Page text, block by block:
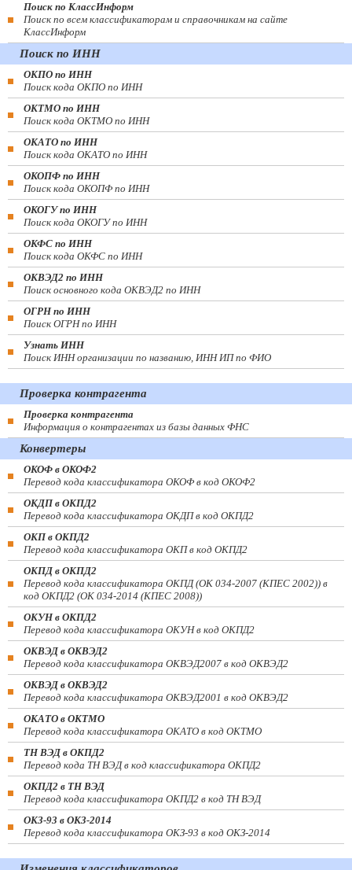
Поиск по КлассИнформ
Поиск по всем классификаторам и справочникам на сайте
КлассИнформ
Поиск по ИНН
ОКПО по ИНН
Поиск кода ОКПО по ИНН
ОКТМО по ИНН
Поиск кода ОКТМО по ИНН
ОКАТО по ИНН
Поиск кода ОКАТО по ИНН
ОКОПФ по ИНН
Поиск кода ОКОПФ по ИНН
ОКОГУ по ИНН
Поиск кода ОКОГУ по ИНН
ОКФС по ИНН
Поиск кода ОКФС по ИНН
ОКВЭД2 по ИНН
Поиск основного кода ОКВЭД2 по ИНН
ОГРН по ИНН
Поиск ОГРН по ИНН
Узнать ИНН
Поиск ИНН организации по названию, ИНН ИП по ФИО
Проверка контрагента
Проверка контрагента
Информация о контрагентах из базы данных ФНС
Конвертеры
ОКОФ в ОКОФ2
Перевод кода классификатора ОКОФ в код ОКОФ2
ОКДП в ОКПД2
Перевод кода классификатора ОКДП в код ОКПД2
ОКП в ОКПД2
Перевод кода классификатора ОКП в код ОКПД2
ОКПД в ОКПД2
Перевод кода классификатора ОКПД (ОК 034-2007 (КПЕС 2002)) в
код ОКПД2 (ОК 034-2014 (КПЕС 2008))
ОКУН в ОКПД2
Перевод кода классификатора ОКУН в код ОКПД2
ОКВЭД в ОКВЭД2
Перевод кода классификатора ОКВЭД2007 в код ОКВЭД2
ОКВЭД в ОКВЭД2
Перевод кода классификатора ОКВЭД2001 в код ОКВЭД2
ОКАТО в ОКТМО
Перевод кода классификатора ОКАТО в код ОКТМО
ТН ВЭД в ОКПД2
Перевод кода ТН ВЭД в код классификатора ОКПД2
ОКПД2 в ТН ВЭД
Перевод кода классификатора ОКПД2 в код ТН ВЭД
ОКЗ-93 в ОКЗ-2014
Перевод кода классификатора ОКЗ-93 в код ОКЗ-2014